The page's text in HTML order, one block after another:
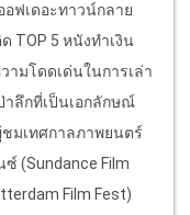
ฟเดอะทาวน์กลาย
TOP 5 หนังทำเงิน
มโดดเด่นในการเล่า
าลึกที่เป็นเอกลักษณ์
มเทศกาลภาพยนตร์
(Sundance Film
Film Fest)